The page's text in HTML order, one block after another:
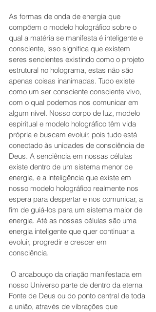
As formas de onda de energia que
compõem o modelo holográfico sobre o
qual a matéria se manifesta é inteligente e
consciente, isso significa que existem
seres sencientes existindo como o projeto
estrutural no holograma, estas não são
apenas coisas inanimadas. Tudo existe
como um ser consciente consciente vivo,
com o qual podemos nos comunicar em
algum nível. Nosso corpo de luz, modelo
espiritual e modelo holográfico têm vida
própria e buscam evoluir, pois tudo está
conectado às unidades de consciência de
Deus. A senciência em nossas células
existe dentro de um sistema menor de
energia, e a inteligência que existe em
nosso modelo holográfico realmente nos
espera para despertar e nos comunicar, a
fim de guiá-los para um sistema maior de
energia. Até as nossas células são uma
energia inteligente que quer continuar a
evoluir, progredir e crescer em
consciência.
nosso Universo parte de dentro da eterna
Fonte de Deus ou do ponto central de toda
a união, através de vibrações que